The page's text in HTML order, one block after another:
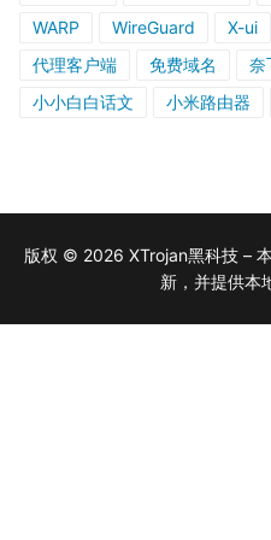
WARP
WireGuard X-ui
代理客户端
免费域名 奈
小小白白话文
小米路由器
版权 © 2026 XTrojan黑科技 –
新，并提供本